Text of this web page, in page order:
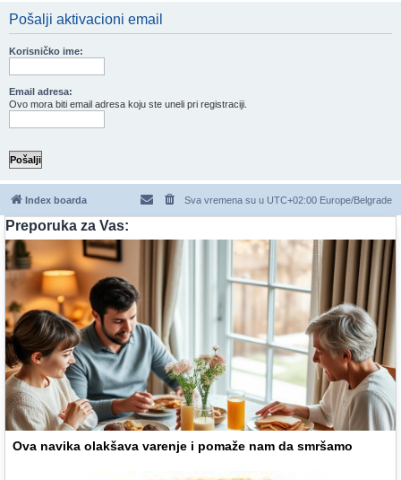
Pošalji aktivacioni email
Korisničko ime:
Email adresa:
Ovo mora biti email adresa koju ste uneli pri registraciji.
Index boarda Sva vremena su u UTC+02:00 Europe/Belgrade
Preporuka za Vas:
Ova navika olakšava varenje i pomaže nam da smršamo